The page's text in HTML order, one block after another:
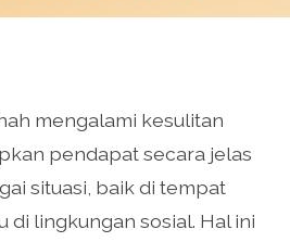
mengalami kesulitan
pendapat secara jelas
situasi, baik di tempat
di lingkungan sosial. Hal ini